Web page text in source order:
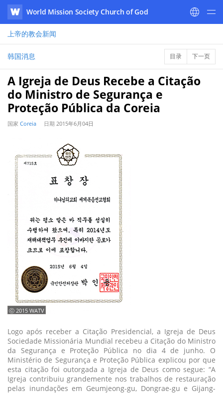
WATV
World Mission Society Church of God
上帝的教会新闻
韩国消息 目录 下一页
A Igreja de Deus Recebe a Citação
do Ministro de Segurança e
Proteção Pública da Coreia
国家 Coreia 日期 2015年6月04日
ⓒ 2015 WATV
Logo após receber a Citação Presidencial, a Igreja de Deus
Sociedade Missionária Mundial recebeu a Citação do Ministro
da Segurança e Proteção Pública no dia 4 de junho. O
Ministério de Segurança e Proteção Pública explicou por que
esta citação foi outorgada a Igreja de Deus como segue: “A
Igreja contribuiu grandemente nos trabalhos de restauração
pelas inundações em Geumjeong-gu, Dongrae-gu e Gijang-